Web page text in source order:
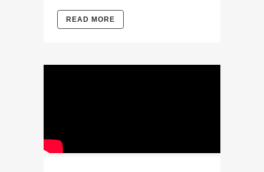
READ MORE